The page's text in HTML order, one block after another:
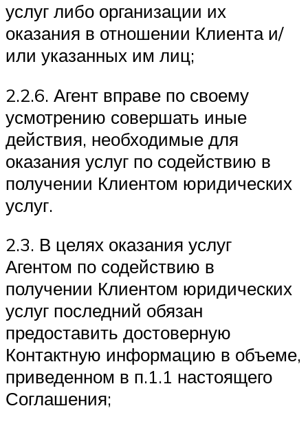
услуг либо организации их
оказания в отношении Клиента и/
или указанных им лиц;
2.2.6. Агент вправе по своему
усмотрению совершать иные
действия, необходимые для
оказания услуг по содействию в
получении Клиентом юридических
услуг.
2.3. В целях оказания услуг
Агентом по содействию в
получении Клиентом юридических
услуг последний обязан
предоставить достоверную
Контактную информацию в объеме,
приведенном в п.1.1 настоящего
Соглашения;